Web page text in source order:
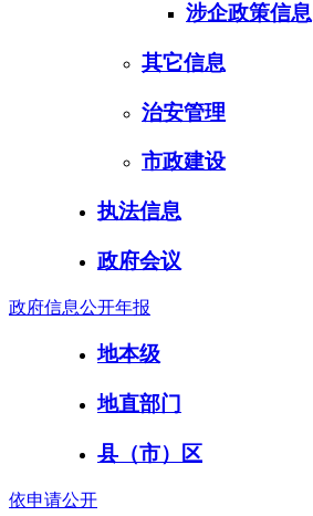
涉企政策信息
其它信息
治安管理
市政建设
执法信息
政府会议
政府信息公开年报
地本级
地直部门
县（市）区
依申请公开